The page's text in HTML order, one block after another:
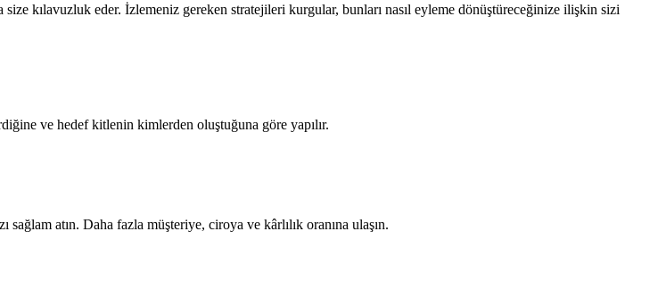
kılavuzluk eder. İzlemeniz gereken stratejileri kurgular, bunları nasıl eyleme dönüştüreceğinize ilişkin sizi
ve hedef kitlenin kimlerden oluştuğuna göre yapılır.
sağlam atın. Daha fazla müşteriye, ciroya ve kârlılık oranına ulaşın.